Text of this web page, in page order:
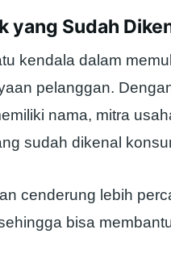
yang Sudah
kendala dalam
pelanggan.
nama, mitra
sudah dikenal
cenderung lebih
bisa